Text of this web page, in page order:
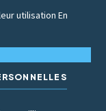
utilisationEn